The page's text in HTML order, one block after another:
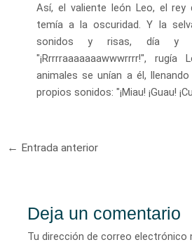
Así, el valiente león Leo, el rey
temía a la oscuridad. Y la
sonidos y risas, día y
"¡Rrrrraaaaaaawwwrrrr!",
animales se unían a él,
propios sonidos: "¡Miau! ¡Guau!
Navegación
← Entrada anterior
Deja un comentario
Tu dirección de correo electrónico